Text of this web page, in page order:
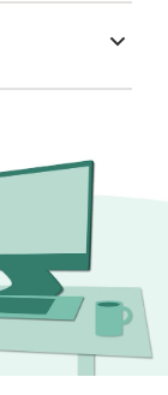
Indeed
fausses